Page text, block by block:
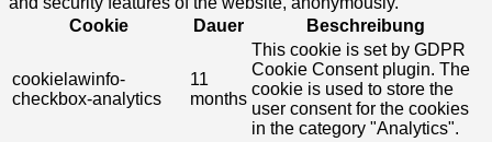
Cookie
Dauer Beschreibung
cookielawinfo-
checkbox-analytics
11
months
This cookie is set by GDPR
Cookie Consent plugin. The
cookie is used to store the
user consent for the cookies
in the category "Analytics".